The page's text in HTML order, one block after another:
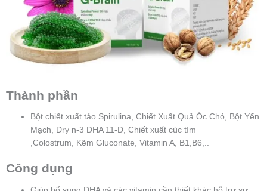
Thành phần
Bột chiết xuất tảo Spirulina, Chiết Xuất Quả Óc Chó, Bột Yến
Mạch, Dry n-3 DHA 11-D, Chiết xuất cúc tím
,Colostrum, Kẽm Gluconate, Vitamin A, B1,B6,..
Công dụng